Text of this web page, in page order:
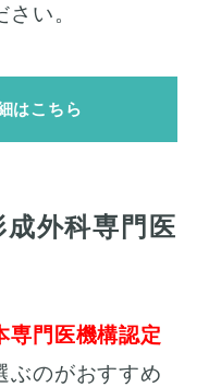
い。
はこちら
外科専門医
専門医機構認定
ぶのがおすすめ